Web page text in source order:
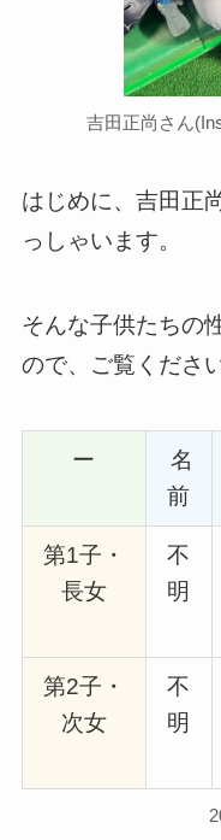
吉田正尚さん
はじめに、吉田正
っしゃいます。
そんな子供たちの
ので、ご覧ください
ー
名
前
第1子・
長女
不
明
第2子・
次女
不
明